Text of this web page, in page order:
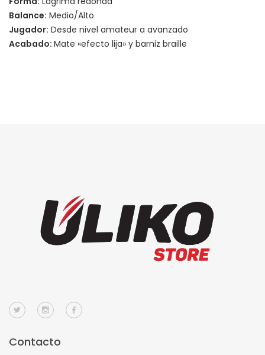
Balance: Medio/Alto
Jugador: Desde nivel amateur a avanzado
Acabado: Mate «efecto lija» y barniz braille
Contacto